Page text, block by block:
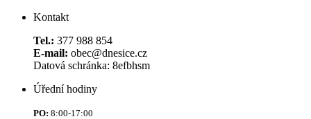
Kontakt
Tel.: 377 988 854
E-mail: obec@dnesice.cz
Datová schránka: 8efbhsm
Úřední hodiny
PO: 8:00-17:00